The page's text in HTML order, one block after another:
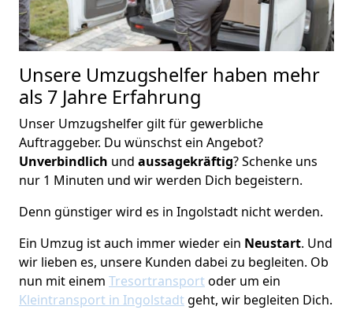
Unsere Umzugshelfer haben mehr
als 7 Jahre Erfahrung
Unser Umzugshelfer gilt für gewerbliche
Auftraggeber. Du wünschst ein Angebot?
Unverbindlich und aussagekräftig? Schenke uns
nur 1 Minuten und wir werden Dich begeistern.
Denn günstiger wird es in Ingolstadt nicht werden.
Ein Umzug ist auch immer wieder ein Neustart. Und
wir lieben es, unsere Kunden dabei zu begleiten. Ob
nun mit einem Tresortransportoder um ein
Kleintransport in Ingolstadtgeht, wir begleiten Dich.